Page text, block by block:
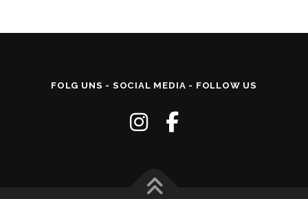
FOLG UNS - SOCIAL MEDIA - FOLLOW US